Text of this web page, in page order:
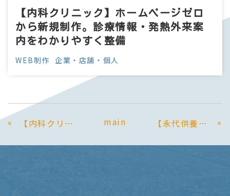
【内科クリニック】ホームページゼロ
から新規制作。診療情報・発熱外来案
内をわかりやすく整備
WEB制作 企業・店舗・個人
« 【内科クリニック】ホームページゼロから新規制作。診療情報・発熱外来案内をわかりやすく整備 main 【永代供養・霊廟】対面のみの案内を脱却。創建100年の歴史と魅力を伝えるホームページ新規制作事例 »